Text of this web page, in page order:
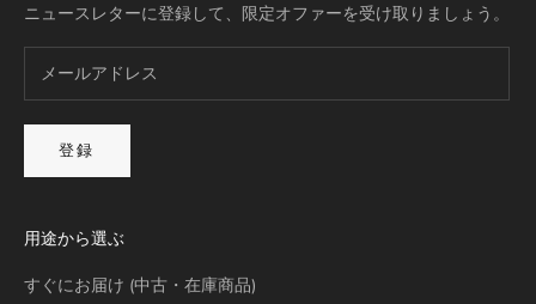
ニュースレターに登録して、限定オファーを受け取りましょう。
登録
用途から選ぶ
すぐにお届け (中古・在庫商品)